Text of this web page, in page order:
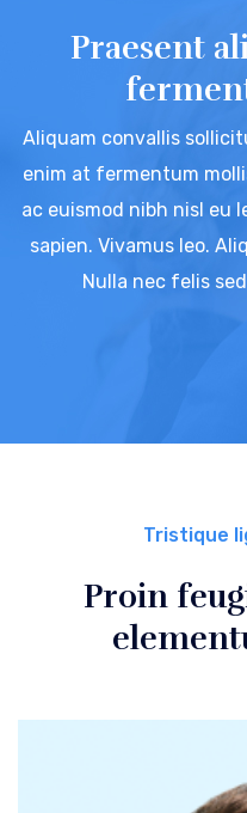
Praesent
Aliquam convallis
enim at fermentum
ac euismod nibh nisl eu
sapien. Vivamus leo.
Nulla nec felis
Tristique
Proin